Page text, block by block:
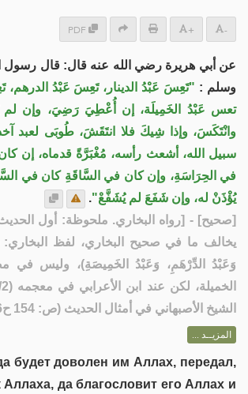
PDF + -
عن أبي هريرة رضي الله عنه قال: قال رسول
وسلم : "تَعِسَ عَبْدُ الدينار، تَعِسَ عَبْدُ الدرهم،
تعس عَبْدُ الخَمِيلَة، إن أُعْطِيَ رَضِيَ، وإن
وانْتَكَسَ، وإذا شِيكَ فلا انتَقَشَ، طُوبَى لعبد
سبيل الله، أشعث رأسه، مُغْبَرَّةً قدماه، إن
في الحِرَاسَةِ، وإن كان في السَّاقَةِ كان في
يُؤْذَنْ له، وإن شَفَعَ لم يُشَفَّعْ".
[صحيح] - [رواه البخاري. ملحوظة: أول
يخالف ما في صحيح البخاري، لفظ البخاري:
وَعَبْدُ الدِّرْهَمِ، وَعَبْدُ الخَمِيصَةِ)، وليس في
الشيخ الأصبهاني في أمثال الحديث (ص: 154 ح116): (عبد الحُلة)]
المزيــد ...
будет доволен им Аллах, передал,
да благословит его Аллах и